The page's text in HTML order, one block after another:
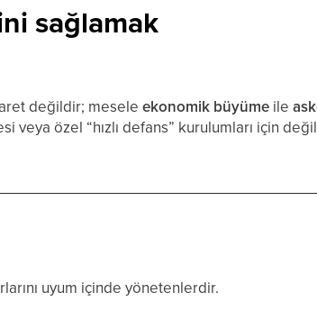
sağlamak
değildir; meseleekonomik büyüme ile
veya özel “hızlı defans” kurulumları için
uyum içinde yönetenlerdir.